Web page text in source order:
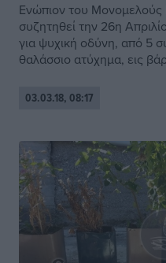
Eνώπιον του
συζητηθεί την 26η
για ψυχική οδύνη, από 5
θαλάσσιο ατύχημα, εις
03.03.18, 08:17